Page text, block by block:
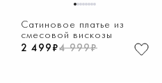
12345678
Сатиновое платье из
смесовой вискозы
2 499₽4 999₽